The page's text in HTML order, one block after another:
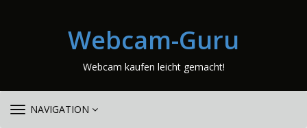
Webcam-Guru
Webcam kaufen leicht gemacht!
TOGGLE
NAVIGATION